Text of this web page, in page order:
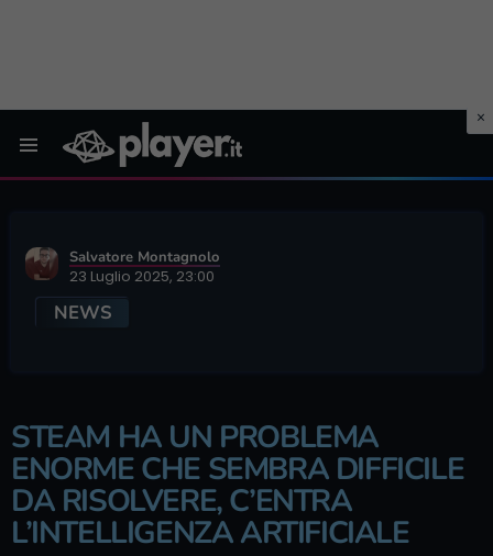
Salvatore Montagnolo
23 Luglio 2025, 23:00
NEWS
STEAM HA UN PROBLEMA
ENORME CHE SEMBRA DIFFICILE
DA RISOLVERE, C’ENTRA
L’INTELLIGENZA ARTIFICIALE